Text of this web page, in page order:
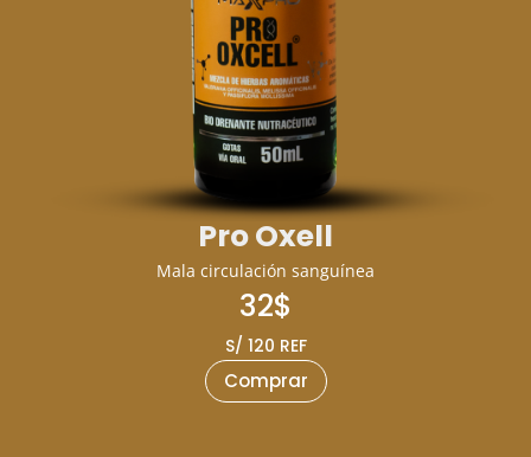
Pro Oxell
Mala circulación sanguínea
32$
S/ 120 REF
Comprar